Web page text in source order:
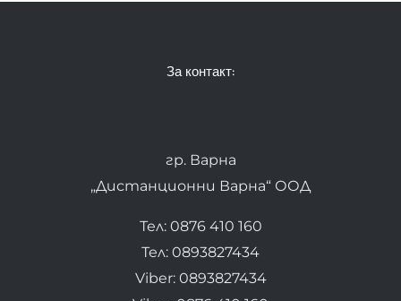
За контакт:
гр. Варна
„Дистанционни Варна“ ООД
Тел: 0876 410 160
Тел: 0893827434
Viber: 0893827434